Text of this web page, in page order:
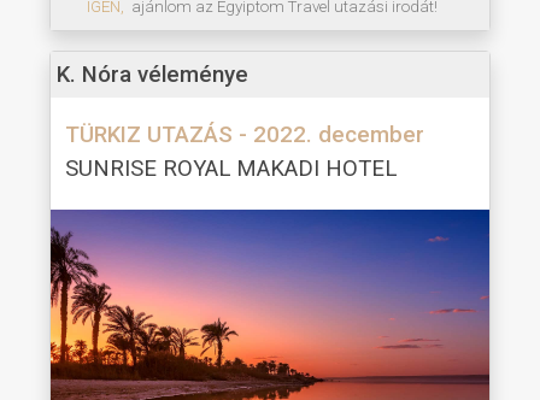
IGEN,
ajánlom az Egyiptom Travel utazási irodát!
K. Nóra véleménye
TÜRKIZ UTAZÁS - 2022. december
SUNRISE ROYAL MAKADI HOTEL